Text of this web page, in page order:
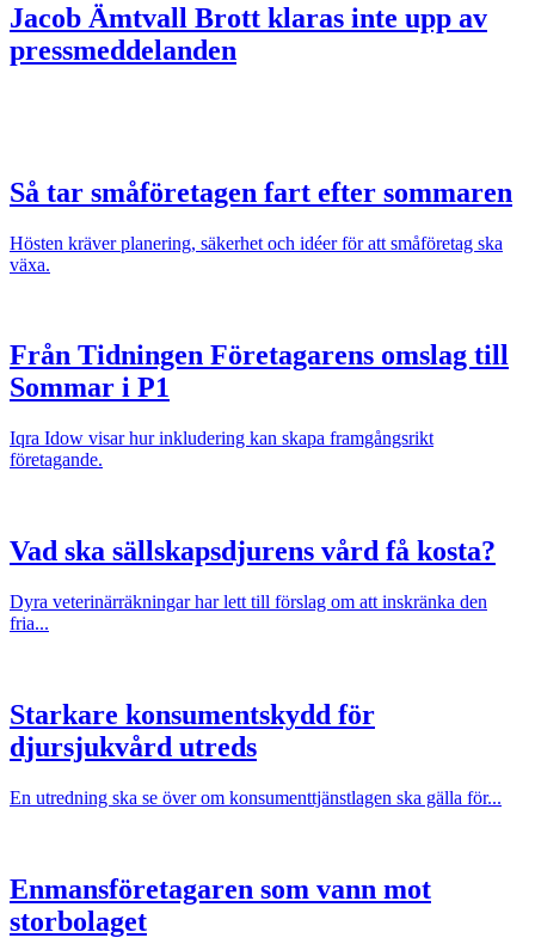
Jacob Ämtvall Brott klaras inte upp av
pressmeddelanden
Så tar småföretagen fart efter sommaren
Hösten kräver planering, säkerhet och idéer för att småföretag ska
växa.
Från Tidningen Företagarens omslag till
Sommar i P1
Iqra Idow visar hur inkludering kan skapa framgångsrikt
företagande.
Vad ska sällskapsdjurens vård få kosta?
Dyra veterinärräkningar har lett till förslag om att inskränka den
fria...
Starkare konsumentskydd för
djursjukvård utreds
En utredning ska se över om konsumenttjänstlagen ska gälla för...
Enmansföretagaren som vann mot
storbolaget